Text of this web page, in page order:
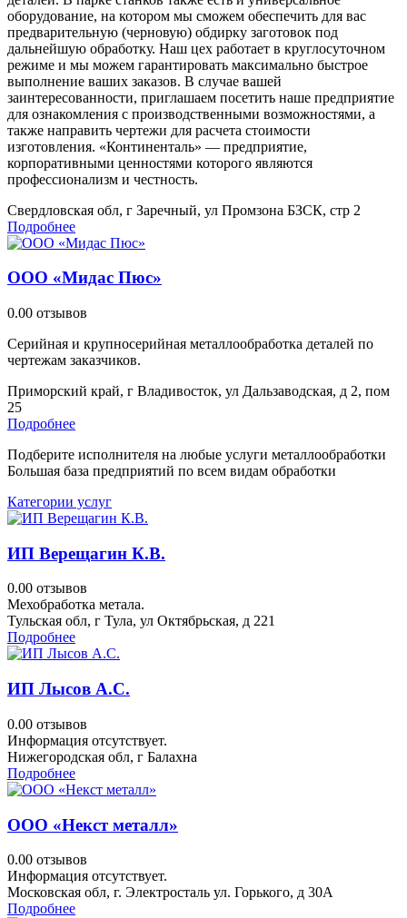
оборудование, на котором мы сможем обеспечить для вас
предварительную (черновую) обдирку заготовок под
дальнейшую обработку. Наш цех работает в круглосуточном
режиме и мы можем гарантировать максимально быстрое
выполнение ваших заказов. В случае вашей
заинтересованности, приглашаем посетить наше предприятие
для ознакомления с производственными возможностями, а
также направить чертежи для расчета стоимости
изготовления. «Континенталь» — предприятие,
корпоративными ценностями которого являются
профессионализм и честность.
Свердловская обл, г Заречный, ул Промзона БЗСК, стр 2
Подробнее
ООО «Мидас Пюс»
0.00 отзывов
Серийная и крупносерийная металлообработка деталей по
чертежам заказчиков.
Приморский край, г Владивосток, ул Дальзаводская, д 2, пом
25
Подробнее
Подберите исполнителя на любые услуги металлообработки
Большая база предприятий по всем видам обработки
Категории услуг
ИП Верещагин К.В.
0.00 отзывов
Мехобработка метала.
Тульская обл, г Тула, ул Октябрьская, д 221
Подробнее
ИП Лысов А.С.
0.00 отзывов
Информация отсутствует.
Нижегородская обл, г Балахна
Подробнее
ООО «Некст металл»
0.00 отзывов
Информация отсутствует.
Московская обл, г. Электросталь ул. Горького, д 30А
Подробнее